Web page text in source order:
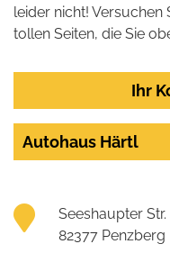
leider nicht!
tollen Seiten, die Sie
Ihr
Autohaus Härtl
Seeshaupter Str.
82377 Penzberg